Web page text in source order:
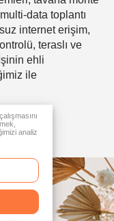
data toplantı
internet erişim,
teraslı ve
ehli
ile
analiz